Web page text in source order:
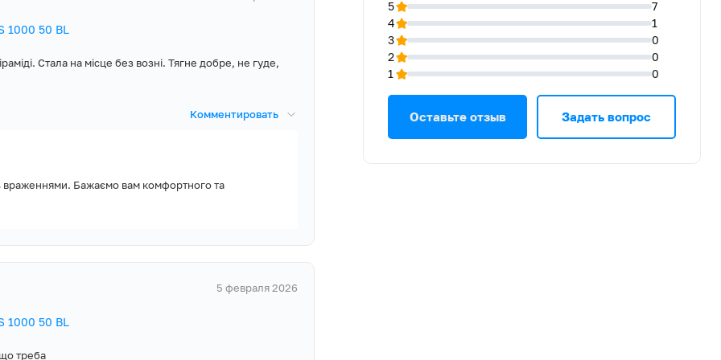
чертами
LOTUS 1000
1000 50 BL
Стала на місце без возні. Тягне добре, не гуде,
Комментировать
враженнями. Бажаємо вам комфортного та
5 февраля 2026
1000 50 BL
що треба
5
7
4
1
3
0
2
0
1
0
Оставьте отзыв Задать вопрос